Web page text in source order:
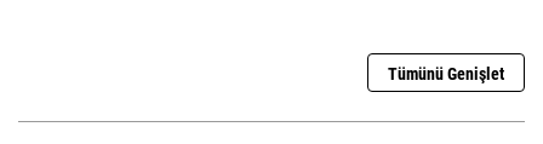
Tümünü Genişlet